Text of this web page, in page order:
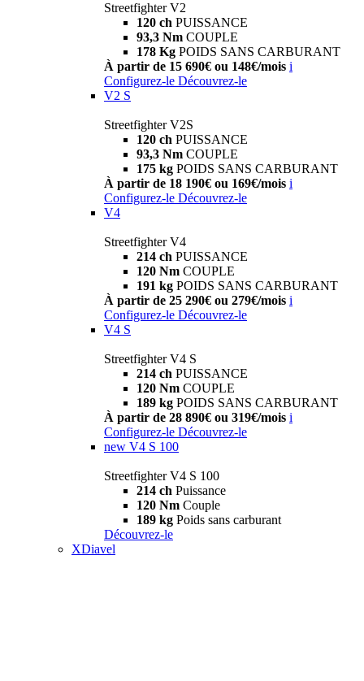
Streetfighter V2
120 ch PUISSANCE
93,3 Nm COUPLE
178 Kg POIDS SANS CARBURANT
À partir de 15 690€ ou 148€/mois i
Configurez-le Découvrez-le
V2 S
Streetfighter V2S
120 ch PUISSANCE
93,3 Nm COUPLE
175 kg POIDS SANS CARBURANT
À partir de 18 190€ ou 169€/mois i
Configurez-le Découvrez-le
V4
Streetfighter V4
214 ch PUISSANCE
120 Nm COUPLE
191 kg POIDS SANS CARBURANT
À partir de 25 290€ ou 279€/mois i
Configurez-le Découvrez-le
V4 S
Streetfighter V4 S
214 ch PUISSANCE
120 Nm COUPLE
189 kg POIDS SANS CARBURANT
À partir de 28 890€ ou 319€/mois i
Configurez-le Découvrez-le
new V4 S 100
Streetfighter V4 S 100
214 ch Puissance
120 Nm Couple
189 kg Poids sans carburant
Découvrez-le
XDiavel